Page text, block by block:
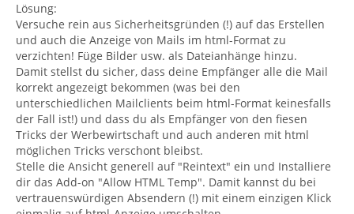
Lösung:
Versuche rein aus Sicherheitsgründen (!) auf das Erstellen
und auch die Anzeige von Mails im html-Format zu
verzichten! Füge Bilder usw. als Dateianhänge hinzu.
Damit stellst du sicher, dass deine Empfänger alle die Mail
korrekt angezeigt bekommen (was bei den
unterschiedlichen Mailclients beim html-Format keinesfalls
der Fall ist!) und dass du als Empfänger von den fiesen
Tricks der Werbewirtschaft und auch anderen mit html
möglichen Tricks verschont bleibst.
Stelle die Ansicht generell auf "Reintext" ein und Installiere
dir das Add-on "Allow HTML Temp". Damit kannst du bei
vertrauenswürdigen Absendern (!) mit einem einzigen Klick